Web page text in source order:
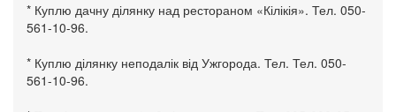
* Куплю дачну ділянку над рестораном «Кілікія». Тел. 050-
561-10-96.
* Куплю ділянку неподалік від Ужгорода. Тел. Тел. 050-
561-10-96.